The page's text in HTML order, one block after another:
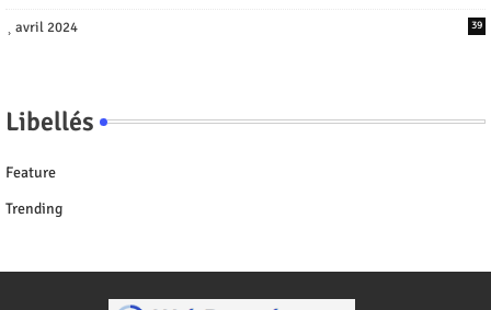
avril 2024 39
Libellés
Feature
Trending